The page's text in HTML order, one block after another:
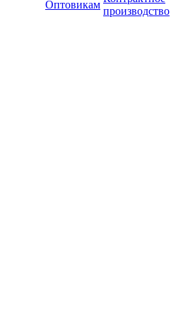
Оптовикам
производство